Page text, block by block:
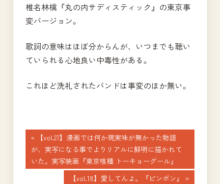
椎名林檎『丸の内サディスティック』の東京事
変バージョン。
歌詞の意味はほぼ分からんが、いつまでも聴い
ていられる心地良い中毒性がある。
これほど洗礼されたバンドは事変のほか無い。
投
稿
前
の
記
【vol.27】漫画では何か現実味が無かった物語
が、実写になる事でよりリアルに鮮明に描かれて
いた。実写映画『東京喰種 トーキョーグール』
次【vol.18】愛してんよ。『ピンポン』